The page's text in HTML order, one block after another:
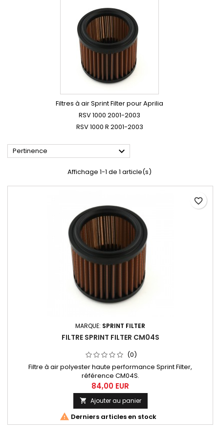
Filtres à air Sprint Filter pour Aprilia
RSV 1000 2001-2003
RSV 1000 R 2001-2003
Pertinence 
Affichage 1-1 de 1 article(s)
MARQUE: SPRINT FILTER
FILTRE SPRINT FILTER CM04S
(0)
Filtre à air polyester haute performance Sprint Filter,
référence CM04S.
84,00 EUR
 Ajouter au panier
 Derniers articles en stock
favorite_border